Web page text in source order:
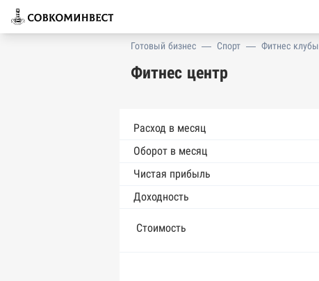
Готовый бизнес — Спорт — Фитнес клубы
Фитнес центр
Расход в месяц
Оборот в месяц
Чистая прибыль
Доходность
Стоимость